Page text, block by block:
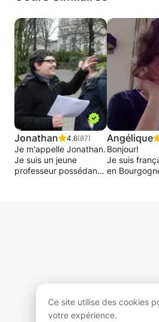
Jonathan 4.6(87)
Je m'appelle Jonathan.
Je suis un jeune
professeur possédant
travail, plus
particulièrement au
Angélique
Bonjour!
Je suis
en
Je vous
Ce site utilise des cookies
votre expérience.